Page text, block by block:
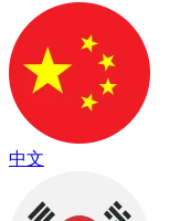
中文